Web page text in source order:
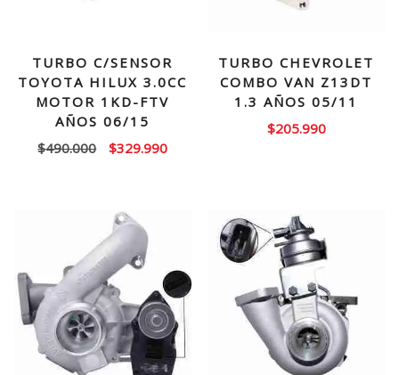
TURBO C/SENSOR
TOYOTA HILUX 3.0CC
MOTOR 1KD-FTV
AÑOS 06/15
$490.000
El
era:
$490.000.
$329.990El
$329.990.
TURBO CHEVROLET
COMBO VAN Z13DT
1.3 AÑOS 05/11
$205.990